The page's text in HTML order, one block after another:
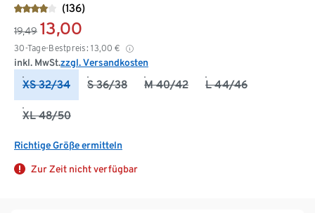
(136)
19,49 13,00
30-Tage-Bestpreis: 13,00 €
inkl. MwSt.zzgl. Versandkosten
XS 32/34 S 36/38 M 40/42 L 44/46
XL 48/50
Richtige Größe ermitteln
Zur Zeit nicht verfügbar